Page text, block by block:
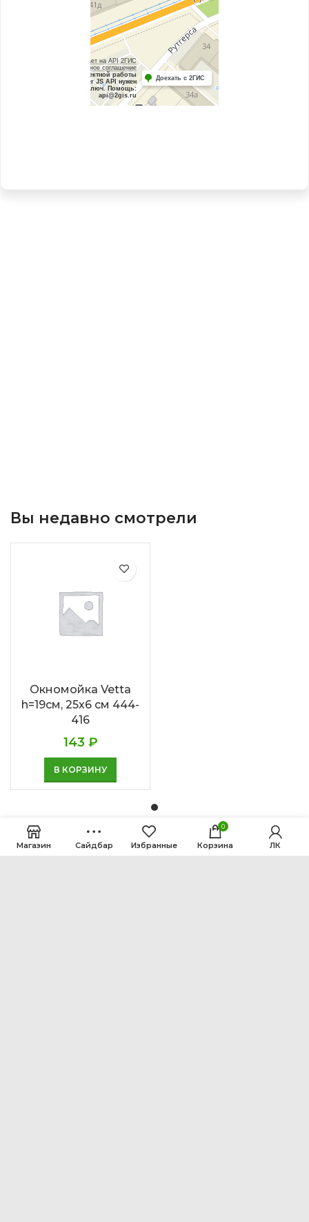
Вы недавно смотрели
Окномойка Vetta
h=19см, 25х6 см 444-
416
143 ₽
В КОРЗИНУ
Магазин Сайдбар Избранные
0
Корзина ЛК